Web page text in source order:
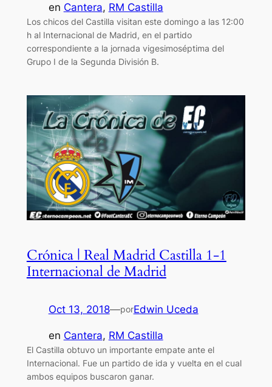
en Cantera, RM Castilla
Los chicos del Castilla visitan este domingo a las 12:00
h al Internacional de Madrid, en el partido
correspondiente a la jornada vigesimoséptima del
Grupo I de la Segunda División B.
Crónica | Real Madrid Castilla 1-1
Internacional de Madrid
Oct 13, 2018—porEdwin Uceda
en Cantera, RM Castilla
El Castilla obtuvo un importante empate ante el
Internacional. Fue un partido de ida y vuelta en el cual
ambos equipos buscaron ganar.